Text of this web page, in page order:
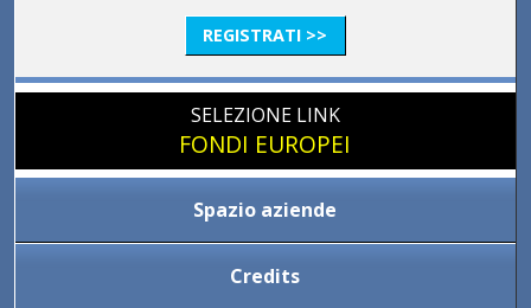
REGISTRATI >>
SELEZIONE LINK
FONDI EUROPEI
Spazio aziende
Credits